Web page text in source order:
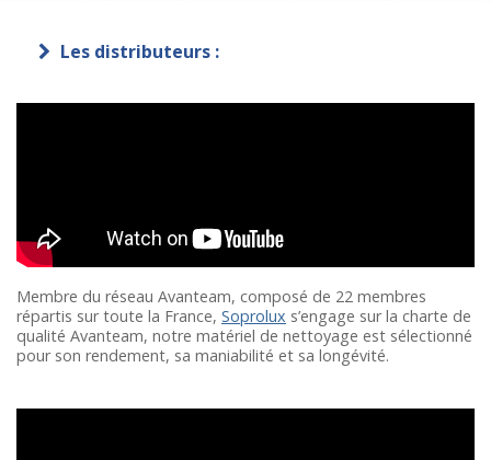
Les distributeurs :
Membre du réseau Avanteam, composé de 22 membres
répartis sur toute la France, Soprolux s’engage sur la charte de
qualité Avanteam, notre matériel de nettoyage est sélectionné
pour son rendement, sa maniabilité et sa longévité.